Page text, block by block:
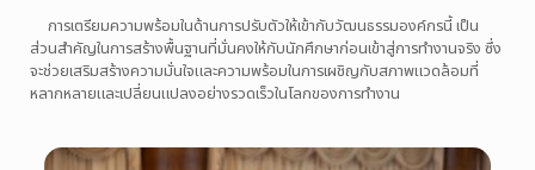
การเตรียมความพร้อมในด้านการปรับตัวให้เข้ากับวัฒนธรรมองค์กรนี้ เป็น
ส่วนสำคัญในการสร้างพื้นฐานที่มั่นคงให้กับนักศึกษาก่อนเข้าสู่การทำงานจริง ซึ่ง
จะช่วยเสริมสร้างความมั่นใจและความพร้อมในการเผชิญกับสภาพแวดล้อมที่
หลากหลายและเปลี่ยนแปลงอย่างรวดเร็วในโลกของการทำงาน